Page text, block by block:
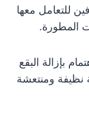
للتعامل معها
المطورة.
بإزالة البقع
نظيفة ومنتعشة